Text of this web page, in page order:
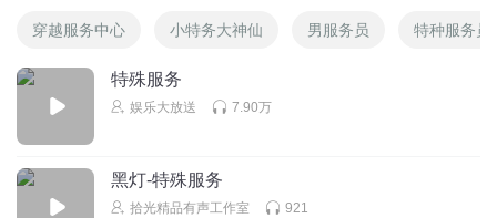
穿越服务中心 小特务大神仙 男服务员 特种服务员
特殊服务
娱乐大放送 7.90万
黑灯-特殊服务
拾光精品有声工作室 921